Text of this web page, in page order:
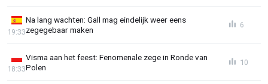
Na lang wachten: Gall mag eindelijk weer eens
zegegebaar maken
19:33
6
Visma aan het feest: Fenomenale zege in Ronde van
Polen
18:33
10